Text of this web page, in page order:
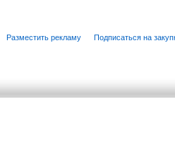
Разместить рекламу Подписаться на